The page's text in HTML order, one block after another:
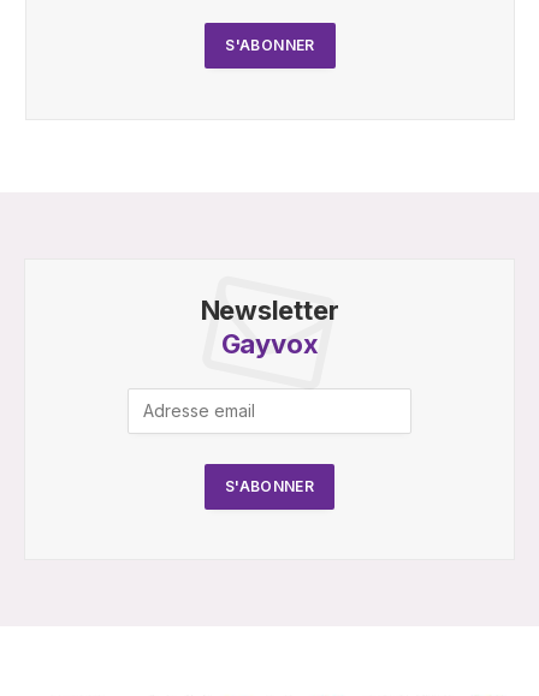
Newsletter
Gayvox